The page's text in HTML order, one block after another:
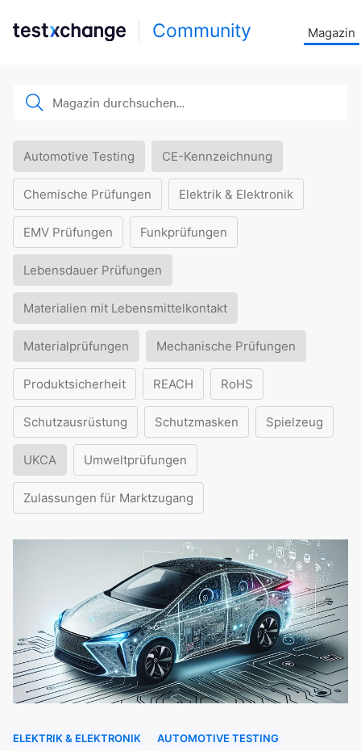
Community Magazin
Automotive Testing CE-Kennzeichnung
Chemische Prüfungen Elektrik & Elektronik
EMV Prüfungen Funkprüfungen
Lebensdauer Prüfungen
Materialien mit Lebensmittelkontakt
Materialprüfungen Mechanische Prüfungen
Produktsicherheit REACH RoHS
Schutzausrüstung Schutzmasken Spielzeug
UKCA Umweltprüfungen
Zulassungen für Marktzugang
ELEKTRIK & ELEKTRONIK AUTOMOTIVE TESTING